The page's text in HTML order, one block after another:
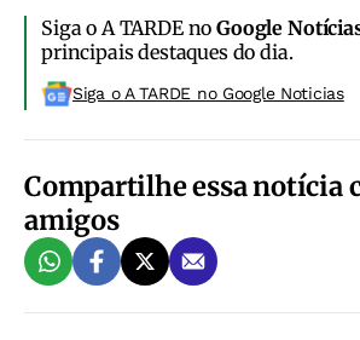
Siga o A TARDE noGoogle
principais destaques do dia.
Siga o A TARDE no Google Noticias
Compartilhe essa notícia
amigos